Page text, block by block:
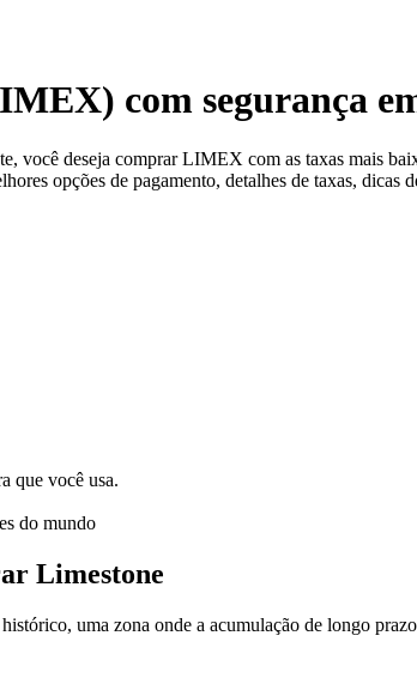
com segurança
você deseja comprar LIMEX com as taxas mais
opções de pagamento, detalhes de taxas,
que você usa.
do mundo
Limestone
uma zona onde a acumulação de longo